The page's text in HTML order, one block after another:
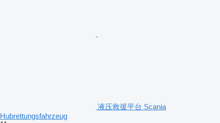
液压救援平台 Scania
Hubrettungsfahrzeug